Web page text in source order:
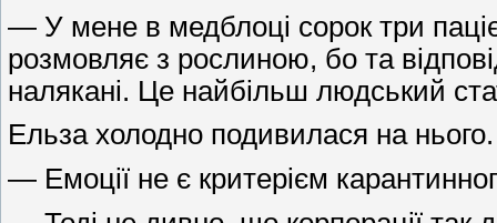
— У мене в медблоці сорок три
розмовляє з рослиною, бо та
налякані. Це найбільш людський
Ельза холодно подивилася на нього.
— Емоції не є критерієм